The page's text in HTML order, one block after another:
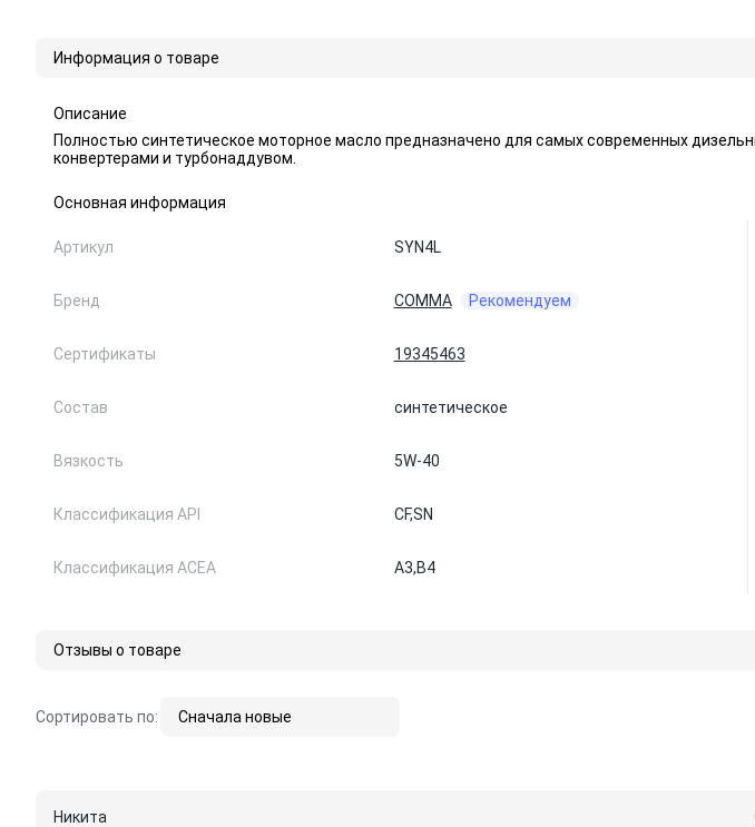
Информация о товаре
Описание
Полностью синтетическое моторное масло предназначено для самых современных
конвертерами и турбонаддувом.
Основная информация
Артикул SYN4L
Бренд COMMA Рекомендуем
Сертификаты 19345463
Состав синтетическое
Вязкость 5W-40
Классификация API CF,SN
Классификация ACEA A3,B4
Отзывы о товаре
Сортировать по: Сначала новые
Никита